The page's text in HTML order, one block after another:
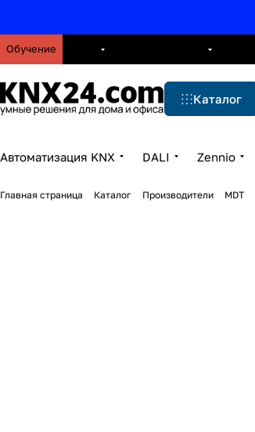
Обучение
Каталог
Автоматизация KNX DALI Zennio
Главная страница Каталог Производители MDT